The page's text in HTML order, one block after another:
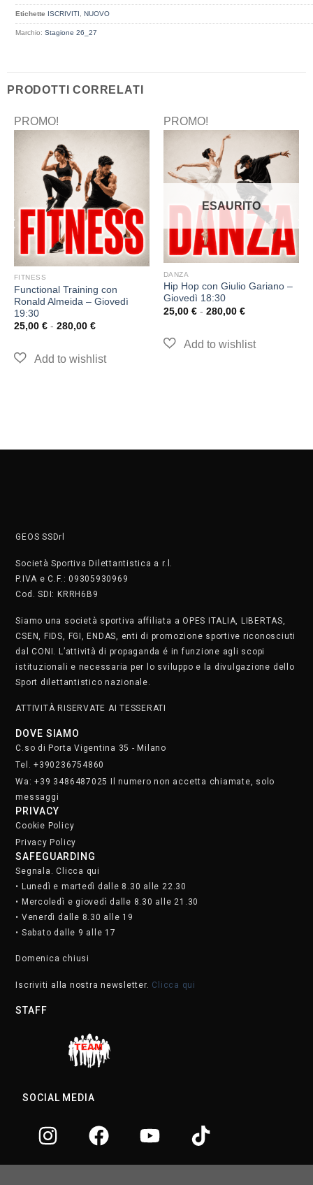
Etichette ISCRIVITI , NUOVO
Marchio:Stagione 26_27
PRODOTTI CORRELATI
PROMO!
FITNESS
Functional Training con
Ronald Almeida – Giovedì
19:30
25,00 € - 280,00 €
PROMO!
ESAURITO
DANZA
Hip Hop con Giulio Gariano –
Giovedì 18:30
25,00 € - 280,00 €
GEOS SSDrl
Società Sportiva Dilettantistica a r.l.
P.IVA e C.F.: 09305930969
Cod. SDI: KRRH6B9
Siamo una società sportiva affiliata a OPES ITALIA, LIBERTAS,
CSEN, FIDS, FGI, ENDAS, enti di promozione sportive riconosciuti
dal CONI. L’attività di propaganda é in funzione agli scopi
istituzionali e necessaria per lo sviluppo e la divulgazione dello
Sport dilettantistico nazionale.
ATTIVITÀ RISERVATE AI TESSERATI
DOVE SIAMO
C.so di Porta Vigentina 35 - Milano
Tel. +390236754860
Wa: +39 3486487025 Il numero non accetta chiamate, solo
messaggi
PRIVACY
Cookie Policy
Privacy Policy
SAFEGUARDING
Segnala. Clicca qui
• Lunedì e martedì dalle 8.30 alle 22.30
• Mercoledì e giovedì dalle 8.30 alle 21.30
• Venerdì dalle 8.30 alle 19
• Sabato dalle 9 alle 17
Domenica chiusi
Iscriviti alla nostra newsletter. Clicca qui
STAFF
SOCIAL MEDIA